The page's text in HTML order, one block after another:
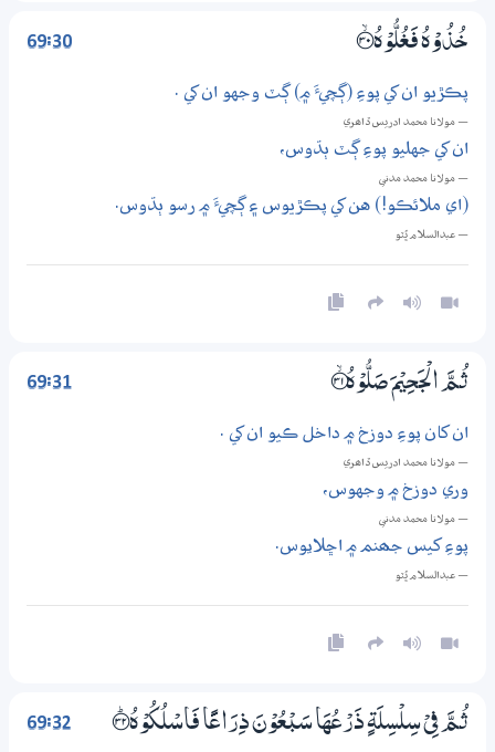
69:30 خُذُوْهُ فَغُلُّوْهُ ؀ۙ30
پڪڙيو ان کي پوءِ (ڳچيءَ ۾) ڳٽ وجهو ان کي .
— مولانا محمد ادريس ڏاھري
ان کي جهليو پوءِ ڳٽ ٻڌوس،
— مولانا محمد مدني
(اي ملائڪو!) هن کي پڪڙيوس ۽ ڳچيءَ ۾ رسو ٻڌوس.
— عبدالسلام ڀُٽو
69:31 ثُـمَّ الْجَحِيْمَ صَلُّوْهُ ؀ۙ31
ان کان پوءِ دوزخ ۾ داخل ڪيو ان کي .
— مولانا محمد ادريس ڏاھري
وري دوزخ ۾ وجهوس،
— مولانا محمد مدني
پوءِ کيس جھنم ۾ اڇلايوس.
— عبدالسلام ڀُٽو
69:32 ثُـمَّ فِيْ سِلْسِلَةٍ ذَرْعُهَا سَبْعُوْنَ ذِرَاعًا فَاسْلُكُوْهُ ؀ۭ32